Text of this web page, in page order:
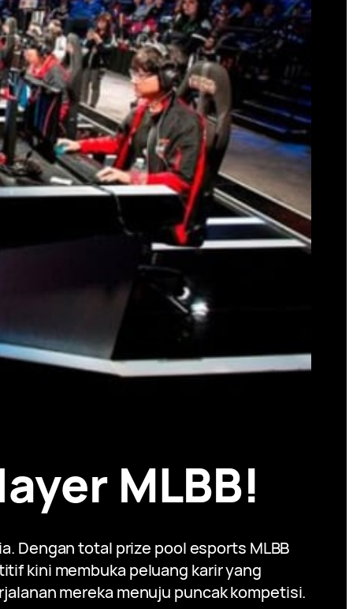
MLBB!
Dengan total prize pool esports MLBB
kini membuka peluang karir yang
mereka menuju puncak kompetisi.